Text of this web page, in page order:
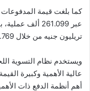
تريليون جنيه من خلال 262.769 ألف عملية.
عالية الأهمية وكبيرة
أهم أنظمة الدفع ذات